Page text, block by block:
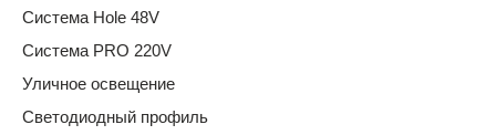
Система Hole 48V
Система PRO 220V
Уличное освещение
Светодиодный профиль